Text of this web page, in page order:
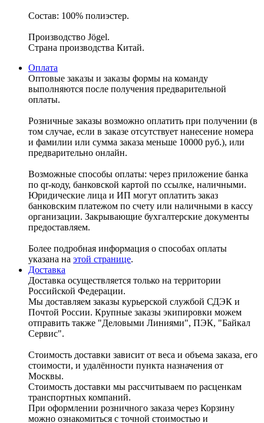
Состав: 100% полиэстер.
Производство Jögel.
Страна производства Китай.
Оплата
Оптовые заказы и заказы формы на команду
выполняются после получения предварительной
оплаты.
Розничные заказы возможно оплатить при получении (в
том случае, если в заказе отсутствует нанесение номера
и фамилии или сумма заказа меньше 10000 руб.), или
предварительно онлайн.
Возможные способы оплаты: через приложение банка
по qr-коду, банковской картой по ссылке, наличными.
Юридические лица и ИП могут оплатить заказ
банковским платежом по счету или наличными в кассу
организации. Закрывающие бухгалтерские документы
предоставляем.
Более подробная информация о способах оплаты
указана на этой странице.
Доставка
Доставка осуществляется только на территории
Российской Федерации.
Мы доставляем заказы курьерской службой СДЭК и
Почтой России. Крупные заказы экипировки можем
отправить также "Деловыми Линиями", ПЭК, "Байкал
Сервис".
Стоимость доставки зависит от веса и объема заказа, его
стоимости, и удалённости пункта назначения от
Москвы.
Стоимость доставки мы рассчитываем по расценкам
транспортных компаний.
При оформлении розничного заказа через Корзину
можно ознакомиться с точной стоимостью и